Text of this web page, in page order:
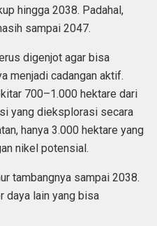
hingga 2038. Padahal,
sampai 2047.
digenjot agar bisa
menjadi cadangan aktif.
700–1.000 hektare dari
yang dieksplorasi secara
hanya 3.000 hektare yang
nikel potensial.
tambangnya sampai 2038.
daya lain yang bisa